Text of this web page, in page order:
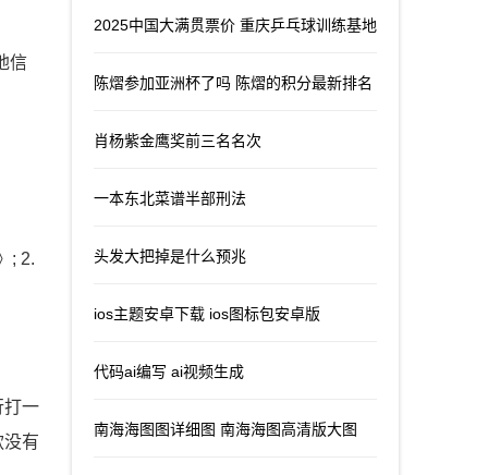
信
; 2.
打一
有
2025中国大满贯票价 重庆乒乓球训练基地
陈熠参加亚洲杯了吗 陈熠的积分最新排名
肖杨紫金鹰奖前三名名次
一本东北菜谱半部刑法
头发大把掉是什么预兆
ios主题安卓下载 ios图标包安卓版
代码ai编写 ai视频生成
南海海图图详细图 南海海图高清版大图